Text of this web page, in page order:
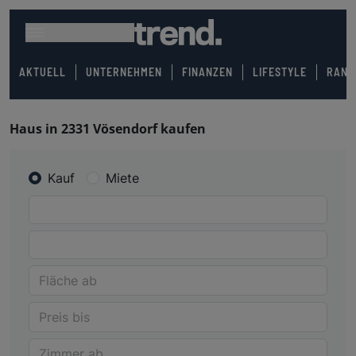
AKTUELL UNTERNEHMEN FINANZEN LIFESTYLE
Haus in 2331 Vösendorf kaufen
Kauf Miete